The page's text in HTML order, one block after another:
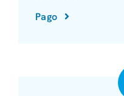
Pago